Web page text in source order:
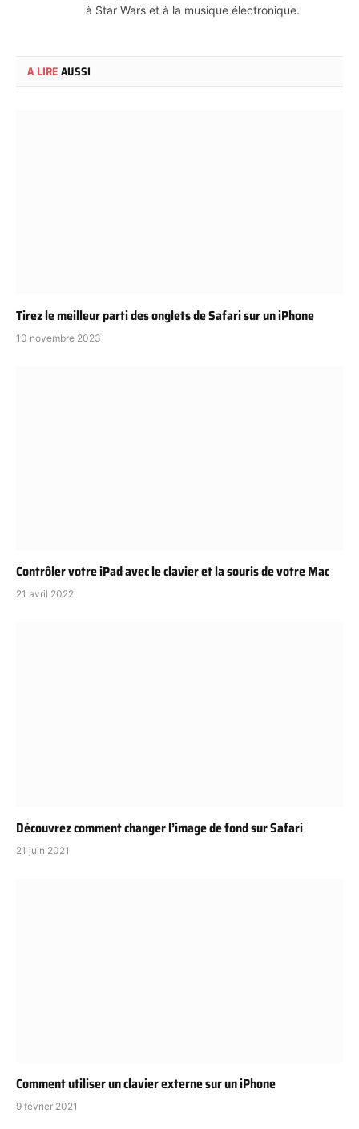
à Star Wars et à la musique électronique.
A LIREAUSSI
Tirez le meilleur parti des onglets de Safari sur un iPhone
10 novembre 2023
Contrôler votre iPad avec le clavier et la souris de votre Mac
21 avril 2022
Découvrez comment changer l’image de fond sur Safari
21 juin 2021
Comment utiliser un clavier externe sur un iPhone
9 février 2021